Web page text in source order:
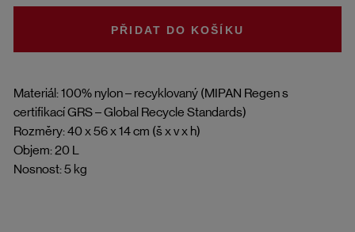
Materiál: 100% nylon – recyklovaný (MIPAN Regen s
certifikací GRS – Global Recycle Standards)
Rozměry: 40 x 56 x 14 cm (š x v x h)
Objem: 20 L
Nosnost: 5 kg
DO KOŠÍKU